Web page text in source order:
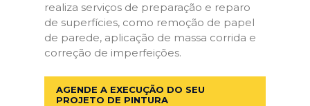
realiza serviços de preparação e reparo
de superfícies, como remoção de papel
de parede, aplicação de massa corrida e
correção de imperfeições.
AGENDE A EXECUÇÃO DO SEU
PROJETO DE PINTURA